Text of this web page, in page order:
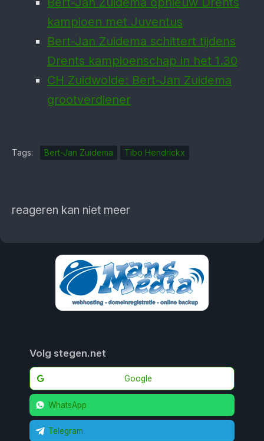
kampioen met Juventus
Bert-Jan Zuidema schittert tijdens
Drents kampioen­schap in het 1.30
CH Zuidwolde: Bert-Jan Zuidema
grootverdiener
Tags: Bert-Jan Zuidema Tibo Hendrickx
reageren kan niet meer
Volg stegen.net
Google
WhatsApp
Telegram